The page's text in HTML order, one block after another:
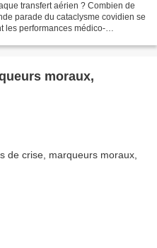
transfert aérien ? Combien de
parade du cataclysme covidien se
les performances médico-
moraux,